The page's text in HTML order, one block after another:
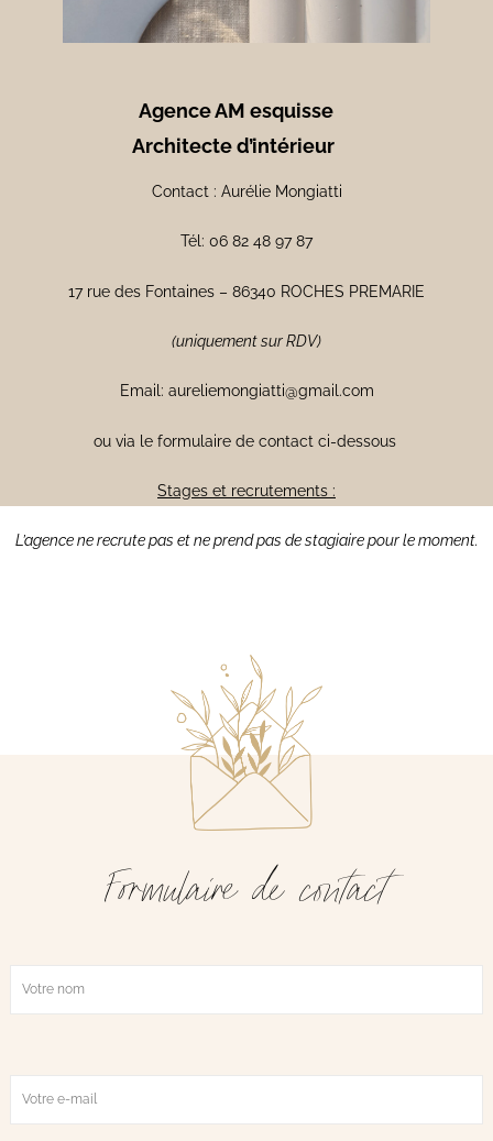
Agence AM esquisse
Architecte d’intérieur
Contact : Aurélie Mongiatti
Tél: 06 82 48 97 87
17 rue des Fontaines – 86340 ROCHES PREMARIE
(uniquement sur RDV)
Email: aureliemongiatti@gmail.com
ou via le formulaire de contact ci-dessous
Stages et recrutements :
L’agence ne recrute pas et ne prend pas de stagiaire pour le moment.
Formulaire de contact